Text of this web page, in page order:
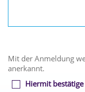
Mit der Anmeldung
anerkannt.
Hiermit